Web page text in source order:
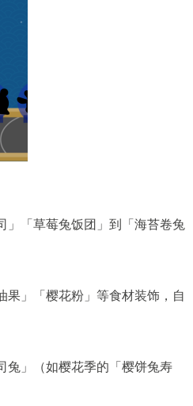
」「草莓兔饭团」到「海苔卷兔
果」「樱花粉」等食材装饰，自
兔」（如樱花季的「樱饼兔寿